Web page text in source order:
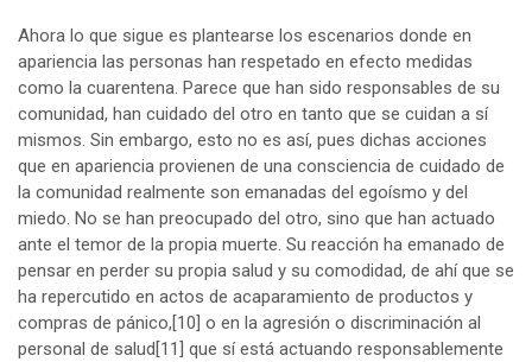
Ahora lo que sigue es plantearse los escenarios donde en
apariencia las personas han respetado en efecto medidas
como la cuarentena. Parece que han sido responsables de su
comunidad, han cuidado del otro en tanto que se cuidan a sí
mismos. Sin embargo, esto no es así, pues dichas acciones
que en apariencia provienen de una consciencia de cuidado de
la comunidad realmente son emanadas del egoísmo y del
miedo. No se han preocupado del otro, sino que han actuado
ante el temor de la propia muerte. Su reacción ha emanado de
pensar en perder su propia salud y su comodidad, de ahí que se
ha repercutido en actos de acaparamiento de productos y
compras de pánico,[10] o en la agresión o discriminación al
personal de salud[11] que sí está actuando responsablemente